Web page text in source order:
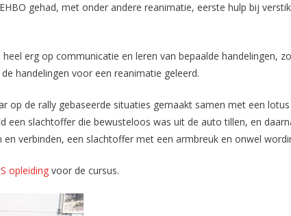
gehad, met onder andere reanimatie, eerste hulp bij
heel erg op communicatie en leren van bepaalde handelingen,
handelingen voor een reanimatie geleerd.
op de rally gebaseerde situaties gemaakt samen met een
een slachtoffer die bewusteloos was uit de auto tillen, en
verbinden, een slachtoffer met een armbreuk en onwel
opleiding voor de cursus.